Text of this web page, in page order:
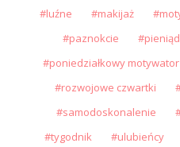
luźne
makijaż
paznokcie
poniedziałkowy motywator
rozwojowe czwartki
samodoskonalenie
tygodnik
ulubieńcy